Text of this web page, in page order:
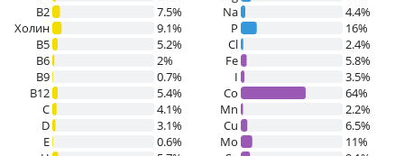
B2
7.5%
Холин
9.1%
B5
5.2%
B6
2%
B9
0.7%
B12
5.4%
C
4.1%
D
3.1%
E
0.6%
Na
4.4%
P
16%
Cl
2.4%
Fe
5.8%
I
3.5%
Co
64%
Mn
2.2%
Cu
6.5%
Mo
11%